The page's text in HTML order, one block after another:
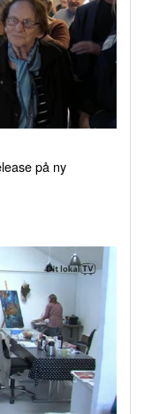
på ny